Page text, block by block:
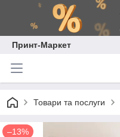
Принт-Маркет
Товари та послуги
–13%